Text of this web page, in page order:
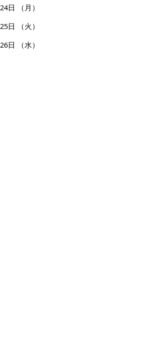
24日
（月）
25日
（火）
26日
（水）